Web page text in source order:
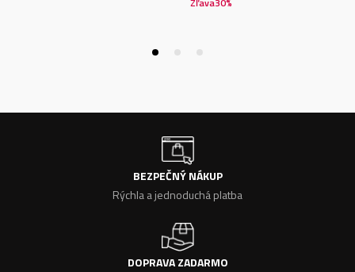
BEZPEČNÝ NÁKUP
Rýchla a jednoduchá platba
DOPRAVA ZADARMO